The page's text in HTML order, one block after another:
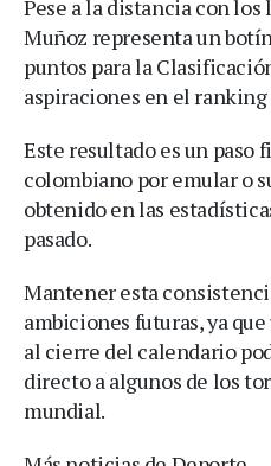
Pese a la distancia con
Muñoz representa un
puntos para la
aspiraciones en el
Este resultado es un paso
colombiano por emular o
obtenido en las
pasado.
Mantener esta
ambiciones futuras, ya
al cierre del calendario
directo a algunos de los
mundial.